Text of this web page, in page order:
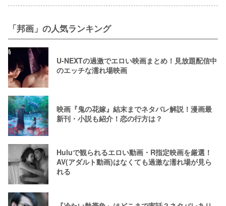
「邦画」の人気ランキング
U-NEXTの過激でエロい映画まとめ！見放題配信中
のエッチな濡れ場映画
映画『鬼の花嫁』結末までネタバレ解説！漫画最
新刊・小説も紹介！恋の行方は？
Huluで観られるエロい動画・R指定映画を厳選！
AV(アダルト動画)はなくても過激な濡れ場が見ら
れる